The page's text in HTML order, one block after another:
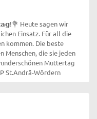
wir
Einsatz. Für all die
Die beste
Menschen, die sie jeden
St.Andrä-Wördern